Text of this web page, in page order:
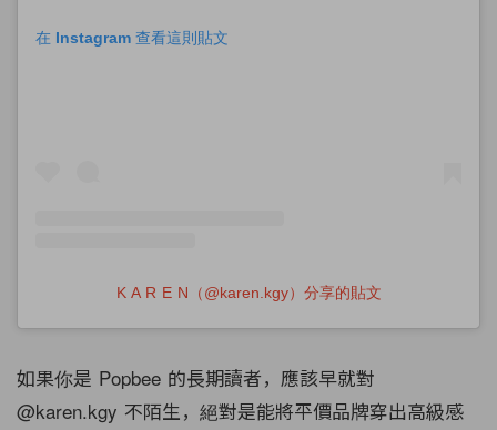
在 Instagram 查看這則貼文
K A R E N（@karen.kgy）分享的貼文
如果你是 Popbee 的長期讀者，應該早就對
@karen.kgy 不陌生，絕對是能將平價品牌穿出高級感